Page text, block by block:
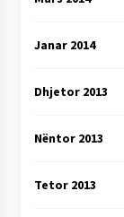
Janar 2014
Dhjetor 2013
Nëntor 2013
Tetor 2013